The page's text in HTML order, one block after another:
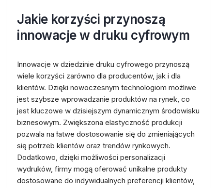
Jakie korzyści przynoszą
innowacje w druku cyfrowym
Innowacje w dziedzinie druku cyfrowego przynoszą
wiele korzyści zarówno dla producentów, jak i dla
klientów. Dzięki nowoczesnym technologiom możliwe
jest szybsze wprowadzanie produktów na rynek, co
jest kluczowe w dzisiejszym dynamicznym środowisku
biznesowym. Zwiększona elastyczność produkcji
pozwala na łatwe dostosowanie się do zmieniających
się potrzeb klientów oraz trendów rynkowych.
Dodatkowo, dzięki możliwości personalizacji
wydruków, firmy mogą oferować unikalne produkty
dostosowane do indywidualnych preferencji klientów,